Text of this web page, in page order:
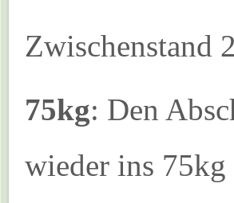
Zwischenstand
75kg: Den
wieder ins